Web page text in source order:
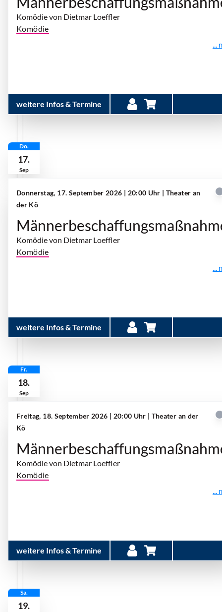
Komödie von Dietmar Loeffler
Komödie
...
weitere Infos & Termine
Do.
17.
Sep
Donnerstag, 17. September 2026 | 20:00 Uhr | Theater an
der Kö
Komödie von Dietmar Loeffler
Komödie
...
weitere Infos & Termine
Fr.
18.
Sep
Freitag, 18. September 2026 | 20:00 Uhr | Theater an der
Kö
Komödie von Dietmar Loeffler
Komödie
...
weitere Infos & Termine
Sa.
19.